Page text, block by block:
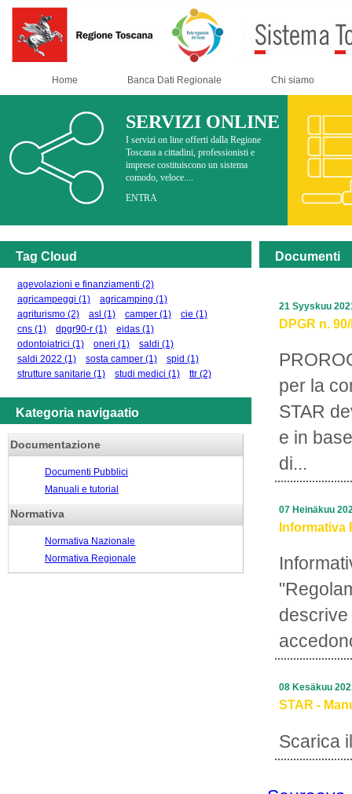
Home Banca Dati Regionale Chi siamo
SERVIZI ONLINE
I servizi on line offerti dalla Regione
Toscana a cittadini, professionisti e
imprese costituiscono un sistema
comodo, veloce....
ENTRA
Tag Cloud
agevolazioni e finanziamenti (2)
agricampeggi (1) agricamping (1)
agriturismo (2) asl (1) camper (1) cie (1)
cns (1) dpgr90-r (1) eidas (1)
odontoiatrici (1) oneri (1) saldi (1)
saldi 2022 (1) sosta camper (1) spid (1)
strutture sanitarie (1) studi medici (1) ttr (2)
Kategoria navigaatio
Documentazione
Documenti Pubblici
Manuali e tutorial
Normativa
Normativa Nazionale
Normativa Regionale
Documenti
DPGR n.
per la
STAR
e in
di...
21 Syyskuu
Informativa
07 Heinäkuu
STAR -
Scarica
08 Kesäkuu